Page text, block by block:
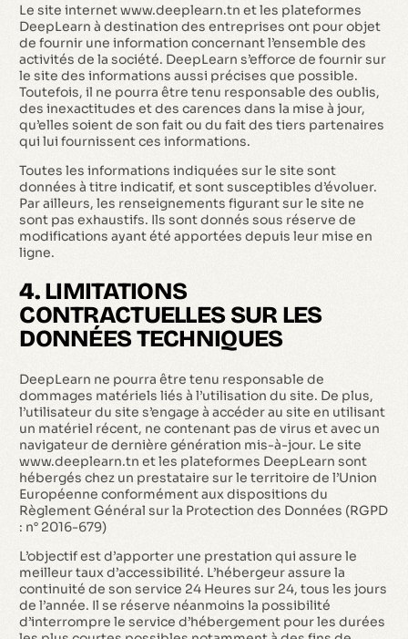
Le site internet www.deeplearn.tn et les plateformes
DeepLearn à destination des entreprises ont pour objet
de fournir une information concernant l’ensemble des
activités de la société. DeepLearn s’efforce de fournir sur
le site des informations aussi précises que possible.
Toutefois, il ne pourra être tenu responsable des oublis,
des inexactitudes et des carences dans la mise à jour,
qu’elles soient de son fait ou du fait des tiers partenaires
qui lui fournissent ces informations.
Toutes les informations indiquées sur le site sont
données à titre indicatif, et sont susceptibles d’évoluer.
Par ailleurs, les renseignements figurant sur le site ne
sont pas exhaustifs. Ils sont donnés sous réserve de
modifications ayant été apportées depuis leur mise en
ligne.
4. LIMITATIONS
CONTRACTUELLES SUR LES
DONNÉES TECHNIQUES
DeepLearn ne pourra être tenu responsable de
dommages matériels liés à l’utilisation du site. De plus,
l’utilisateur du site s’engage à accéder au site en utilisant
un matériel récent, ne contenant pas de virus et avec un
navigateur de dernière génération mis-à-jour. Le site
www.deeplearn.tn et les plateformes DeepLearn sont
hébergés chez un prestataire sur le territoire de l’Union
Européenne conformément aux dispositions du
Règlement Général sur la Protection des Données (RGPD
: n° 2016-679)
L’objectif est d’apporter une prestation qui assure le
meilleur taux d’accessibilité. L’hébergeur assure la
continuité de son service 24 Heures sur 24, tous les jours
de l’année. Il se réserve néanmoins la possibilité
d’interrompre le service d’hébergement pour les durées